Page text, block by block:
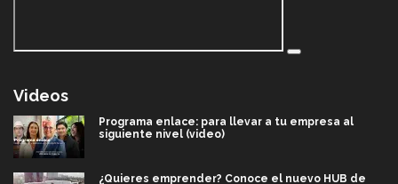
Videos
Programa enlace: para llevar a tu empresa al
siguiente nivel (video)
¿Quieres emprender? Conoce el nuevo HUB de